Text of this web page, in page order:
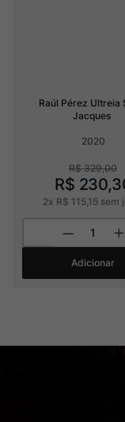
Raúl Pérez Ultreia
Jacques
2020
R$ 329,00
R$ 230,
2x R$ 115,15sem
Adicionar